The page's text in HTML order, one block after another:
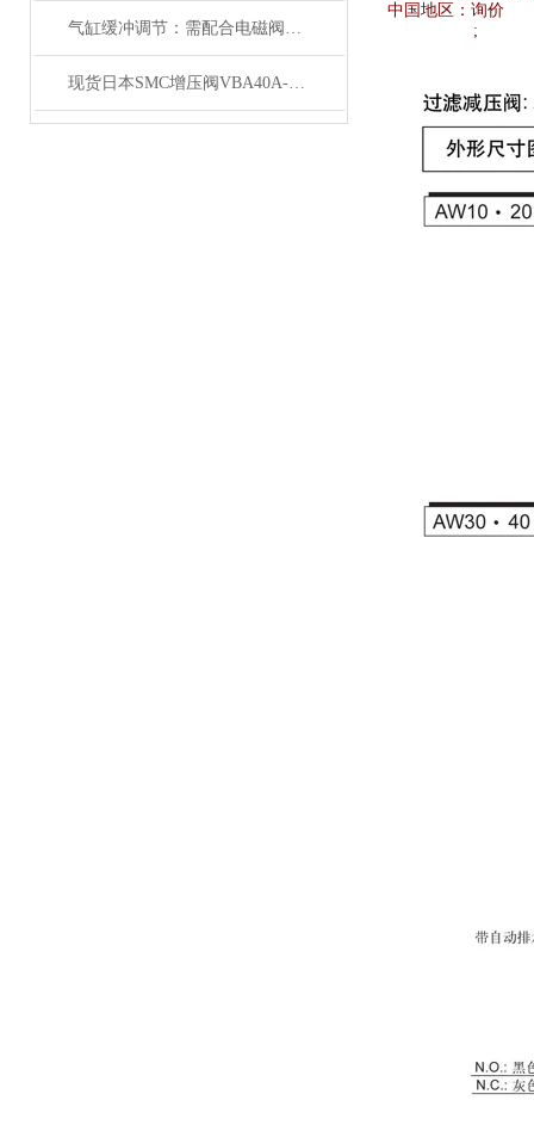
气缸缓冲调节：需配合电磁阀的响应速度来调整
现货日本SMC增压阀VBA40A-04GN
中国地区： 询价
;